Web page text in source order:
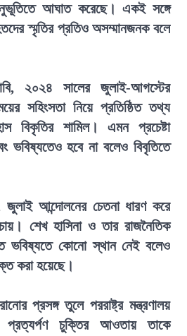
আঘাত করেছে। একই সঙ্গে
স্মৃতির প্রতিও অসম্মানজনক বলে
২০২৪ সালের জুলাই-আগস্টের
সহিংসতা নিয়ে প্রতিষ্ঠিত তথ্য
বিকৃতির শামিল। এমন প্রচেষ্টা
হবে না বলেও বিবৃতিতে
আন্দোলনের চেতনা ধারণ করে
শেখ হাসিনা ও তার রাজনৈতিক
ভবিষ্যতে কোনো স্থান নেই বলেও
করা হয়েছে।
প্রসঙ্গ তুলে পররাষ্ট্র মন্ত্রণালয়
প্রত্যর্পণ চুক্তির আওতায় তাকে